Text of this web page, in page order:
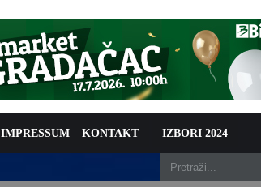
IMPRESSUM – KONTAKT IZBORI 2024